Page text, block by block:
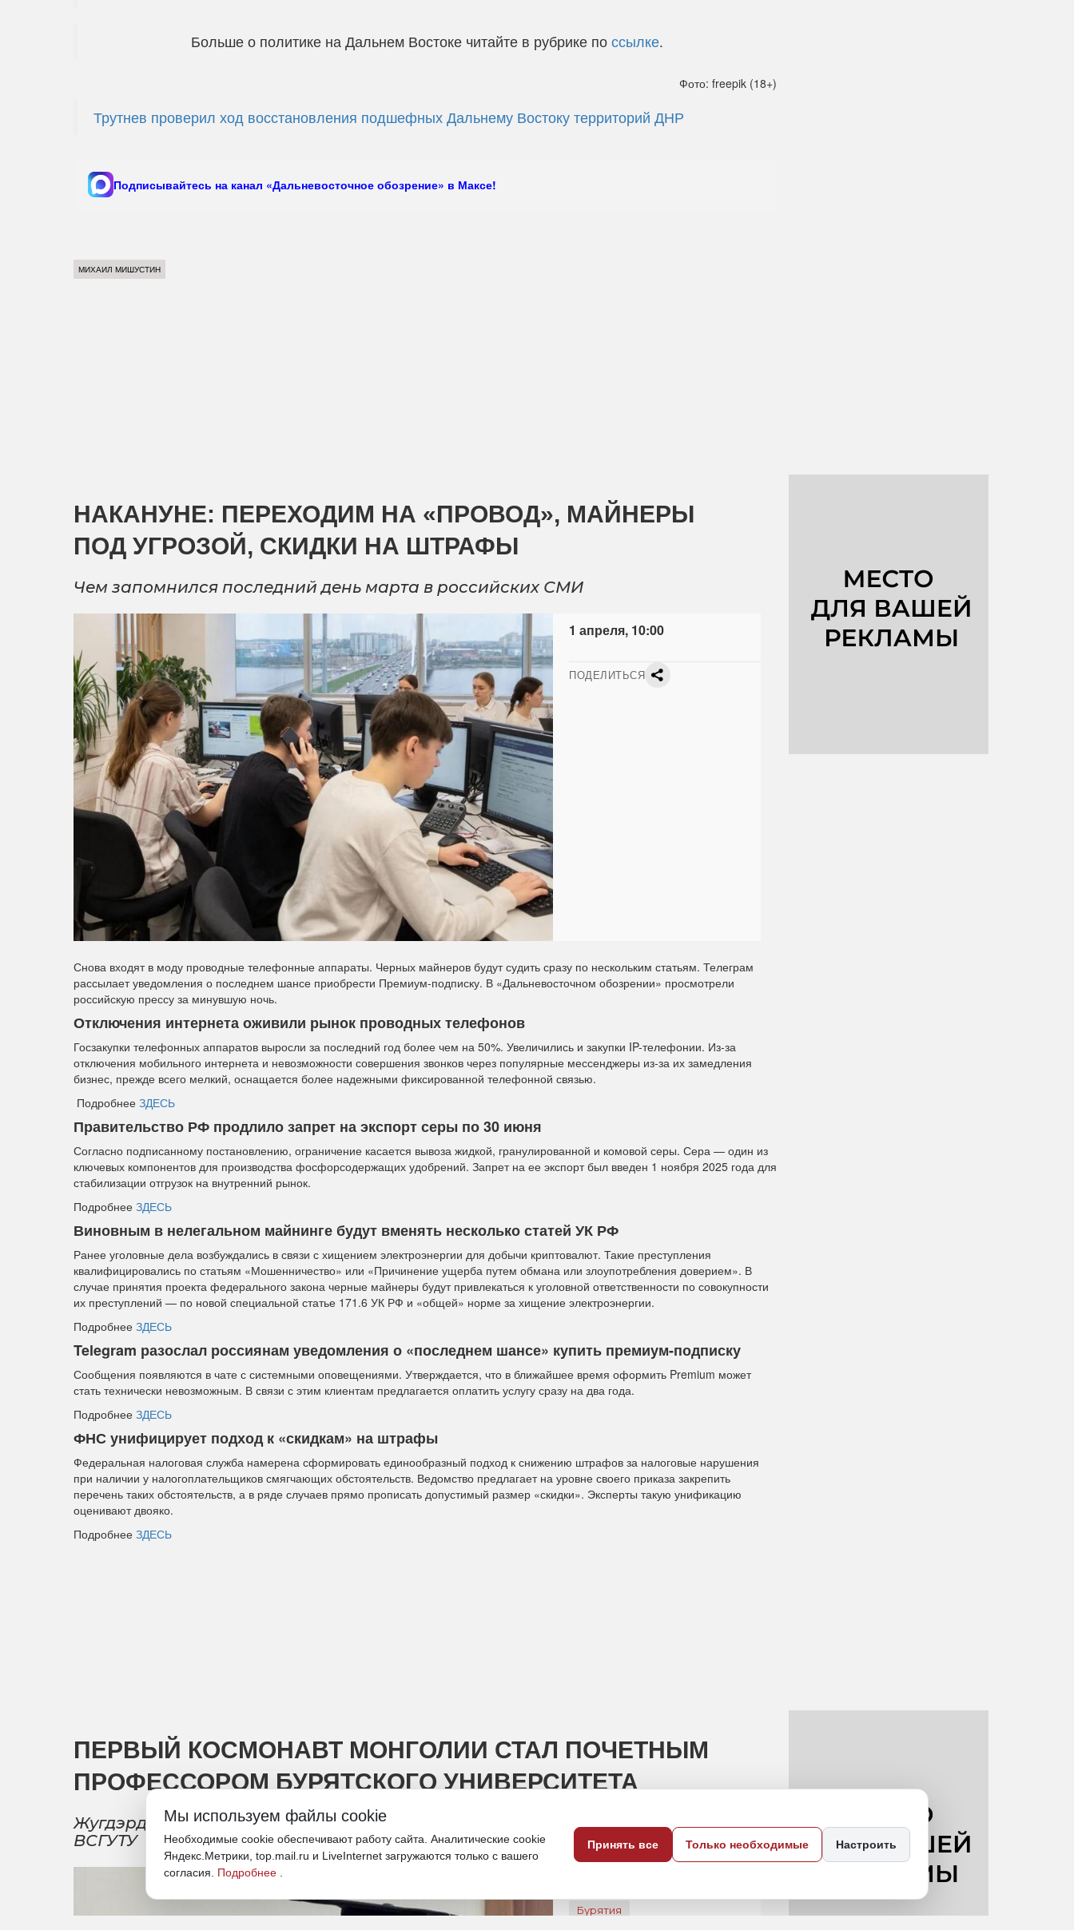
Больше о политике на Дальнем Востоке читайте в рубрике по ссылке.
Фото: freepik (18+)
Трутнев проверил ход восстановления подшефных Дальнему Востоку территорий ДНР
Подписывайтесь на канал «Дальневосточное обозрение» в Максе!
МИХАИЛ МИШУСТИН
НАКАНУНЕ: ПЕРЕХОДИМ НА «ПРОВОД», МАЙНЕРЫ
ПОД УГРОЗОЙ, СКИДКИ НА ШТРАФЫ
Чем запомнился последний день марта в российских СМИ
1 апреля, 10:00
ПОДЕЛИТЬСЯ
Снова входят в моду проводные телефонные аппараты. Черных майнеров будут судить сразу по нескольким статьям. Телеграм
рассылает уведомления о последнем шансе приобрести Премиум-подписку. В «Дальневосточном обозрении» просмотрели
российскую прессу за минувшую ночь.
Отключения интернета оживили рынок проводных телефонов
Госзакупки телефонных аппаратов выросли за последний год более чем на 50%. Увеличились и закупки IP-телефонии. Из-за
отключения мобильного интернета и невозможности совершения звонков через популярные мессенджеры из-за их замедления
бизнес, прежде всего мелкий, оснащается более надежными фиксированной телефонной связью.
Подробнее ЗДЕСЬ
Правительство РФ продлило запрет на экспорт серы по 30 июня
Согласно подписанному постановлению, ограничение касается вывоза жидкой, гранулированной и комовой серы. Сера — один из
ключевых компонентов для производства фосфорсодержащих удобрений. Запрет на ее экспорт был введен 1 ноября 2025 года для
стабилизации отгрузок на внутренний рынок.
Подробнее ЗДЕСЬ
Виновным в нелегальном майнинге будут вменять несколько статей УК РФ
Ранее уголовные дела возбуждались в связи с хищением электроэнергии для добычи криптовалют. Такие преступления
квалифицировались по статьям «Мошенничество» или «Причинение ущерба путем обмана или злоупотребления доверием». В
случае принятия проекта федерального закона черные майнеры будут привлекаться к уголовной ответственности по совокупности
их преступлений — по новой специальной статье 171.6 УК РФ и «общей» норме за хищение электроэнергии.
Подробнее ЗДЕСЬ
Telegram разослал россиянам уведомления о «последнем шансе» купить премиум-подписку
Сообщения появляются в чате с системными оповещениями. Утверждается, что в ближайшее время оформить Premium может
стать технически невозможным. В связи с этим клиентам предлагается оплатить услугу сразу на два года.
Подробнее ЗДЕСЬ
ФНС унифицирует подход к «скидкам» на штрафы
Федеральная налоговая служба намерена сформировать единообразный подход к снижению штрафов за налоговые нарушения
при наличии у налогоплательщиков смягчающих обстоятельств. Ведомство предлагает на уровне своего приказа закрепить
перечень таких обстоятельств, а в ряде случаев прямо прописать допустимый размер «скидки». Эксперты такую унификацию
оценивают двояко.
Подробнее ЗДЕСЬ
ПЕРВЫЙ КОСМОНАВТ МОНГОЛИИ СТАЛ ПОЧЕТНЫМ
ПРОФЕССОРОМ БУРЯТСКОГО УНИВЕРСИТЕТА
Жугдэрдэмидийну Гуррагче вручен нагрудный знак почетного профессора
ВСГУТУ
Бурятия
Мы используем файлы cookie
Необходимые cookie обеспечивают работу сайта. Аналитические cookie
Яндекс.Метрики, top.mail.ru и LiveInternet загружаются только с вашего
согласия. Подробнее
Принять все Только необходимые Настроить